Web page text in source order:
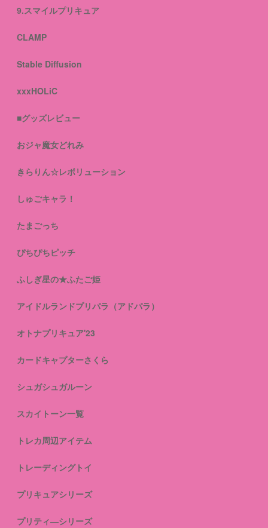
9.スマイルプリキュア
CLAMP
Stable Diffusion
xxxHOLiC
■グッズレビュー
おジャ魔女どれみ
きらりん☆レボリューション
しゅごキャラ！
たまごっち
ぴちぴちピッチ
ふしぎ星の★ふたご姫
アイドルランドプリパラ（アドパラ）
オトナプリキュア'23
カードキャプターさくら
シュガシュガルーン
スカイトーン一覧
トレカ周辺アイテム
トレーディングトイ
プリキュアシリーズ
プリティ―シリーズ